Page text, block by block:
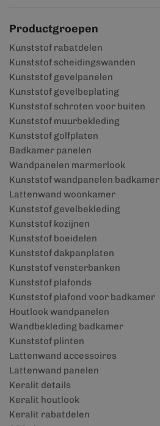
Productgroepen
Kunststof rabatdelen
Kunststof scheidingswanden
Kunststof gevelpanelen
Kunststof gevelbeplating
Kunststof schroten voor buiten
Kunststof muurbekleding
Kunststof golfplaten
Badkamer panelen
Wandpanelen marmerlook
Kunststof wandpanelen badkamer
Lattenwand woonkamer
Kunststof gevelbekleding
Kunststof kozijnen
Kunststof boeidelen
Kunststof dakpanplaten
Kunststof vensterbanken
Kunststof plafonds
Kunststof plafond voor badkamer
Houtlook wandpanelen
Wandbekleding badkamer
Kunststof plinten
Lattenwand accessoires
Lattenwand panelen
Keralit details
Keralit houtlook
Keralit rabatdelen